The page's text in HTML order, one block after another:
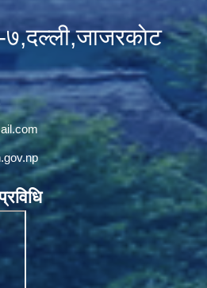
७,दल्ली,जाजरकाेट